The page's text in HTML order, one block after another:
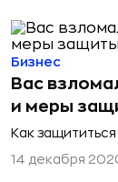
Вас
и меры
Как
Бизнес
14 декабря